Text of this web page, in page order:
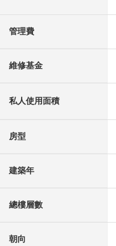
管理費
維修基金
私人使用面積
房型
建築年
總樓層數
朝向